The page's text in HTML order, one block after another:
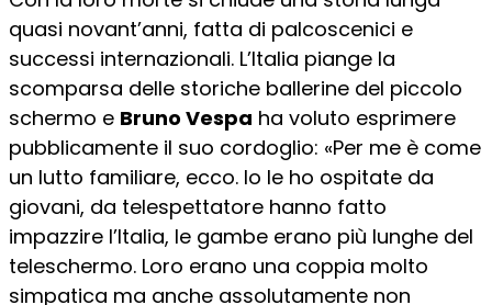
quasi novant’anni, fatta di palcoscenici e
successi internazionali. L’Italia piange la
scomparsa delle storiche ballerine del piccolo
schermo e Bruno Vespa ha voluto esprimere
pubblicamente il suo cordoglio: «Per me è come
un lutto familiare, ecco. Io le ho ospitate da
giovani, da telespettatore hanno fatto
impazzire l’Italia, le gambe erano più lunghe del
teleschermo. Loro erano una coppia molto
simpatica ma anche assolutamente non